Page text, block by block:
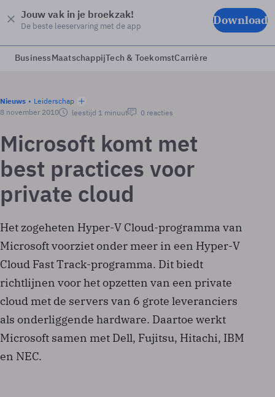
Jouw vak in je broekzak!
De beste leeservaring met de app Download
BusinessMaatschappijTech & ToekomstCarrière
Nieuws
Leiderschap
8 november 2010
leestijd 1 minuut 0 reacties
Microsoft komt met
best practices voor
private cloud
Het zogeheten Hyper-V Cloud-programma van
Microsoft voorziet onder meer in een Hyper-V
Cloud Fast Track-programma. Dit biedt
richtlijnen voor het opzetten van een private
cloud met de servers van 6 grote leveranciers
als onderliggende hardware. Daartoe werkt
Microsoft samen met Dell, Fujitsu, Hitachi, IBM
en NEC.